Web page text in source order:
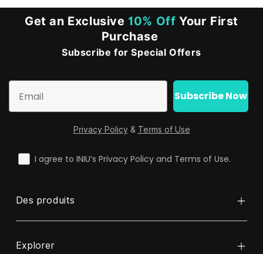
Get an Exclusive 10% Off Your First
Purchase
Subscribe for Special Offers
Subscribe Now
Privacy Policy & Terms of Use
checkI agree to INIU’s Privacy Policy and Terms of Use.
Des produits
Banque d'alimentation
Explorer